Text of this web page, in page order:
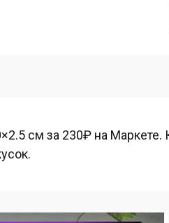
см за 230₽ на Маркете.